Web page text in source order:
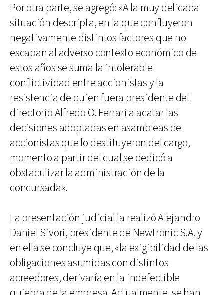
Por otra parte, se agregó: «A la muy delicada
situación descripta, en la que confluyeron
negativamente distintos factores que no
escapan al adverso contexto económico de
estos años se suma la intolerable
conflictividad entre accionistas y la
resistencia de quien fuera presidente del
directorio Alfredo O. Ferrari a acatar las
decisiones adoptadas en asambleas de
accionistas que lo destituyeron del cargo,
momento a partir del cual se dedicó a
obstaculizar la administración de la
concursada».
La presentación judicial la realizó Alejandro
Daniel Sivori, presidente de Newtronic S.A. y
en ella se concluye que, «la exigibilidad de las
obligaciones asumidas con distintos
acreedores, derivaría en la indefectible